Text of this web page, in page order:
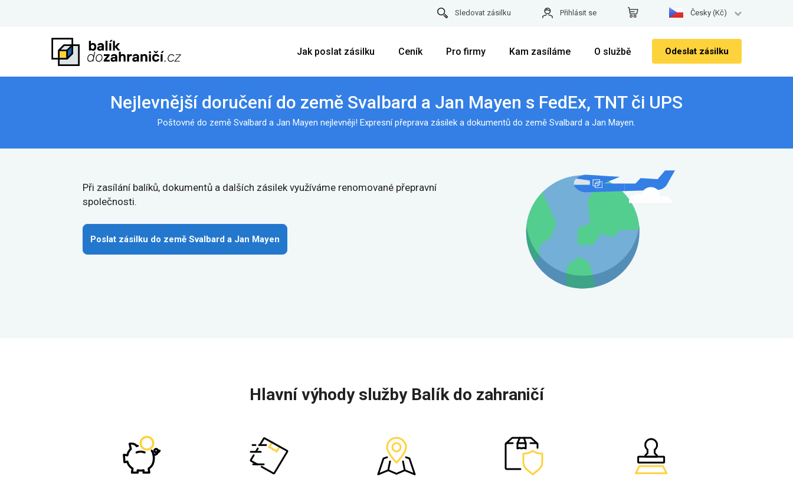
Česky (Kč)
Přihlásit se
Sledovat zásilku
Odeslat zásilku
Jak poslat zásilku Ceník Pro firmy Kam zasíláme O službě
Nejlevnější doručení do země Svalbard a Jan Mayen s FedEx, TNT či UPS
Poštovné do země Svalbard a Jan Mayen nejlevněji! Expresní přeprava zásilek a dokumentů do země Svalbard a Jan Mayen.
Při zasílání balíků, dokumentů a dalších zásilek využíváme renomované přepravní
společnosti.
Poslat zásilku do země Svalbard a Jan Mayen
Hlavní výhody služby Balík do zahraničí